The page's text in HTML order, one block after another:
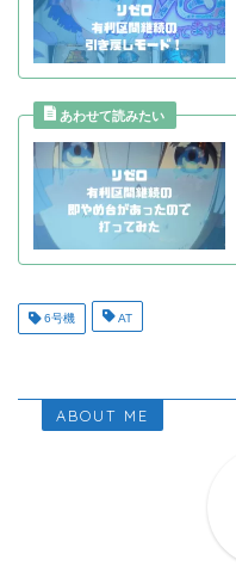
6号機 AT
ABOUT ME